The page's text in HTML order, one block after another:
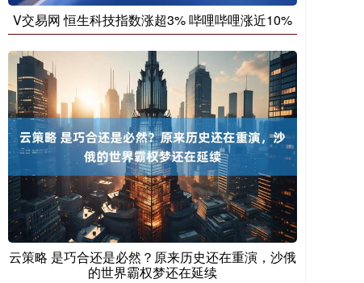
V交易网 恒生科技指数涨超3% 哔哩哔哩涨近10%
云策略 是巧合还是必然？原来历史还在重演，沙俄
的世界霸权梦还在延续